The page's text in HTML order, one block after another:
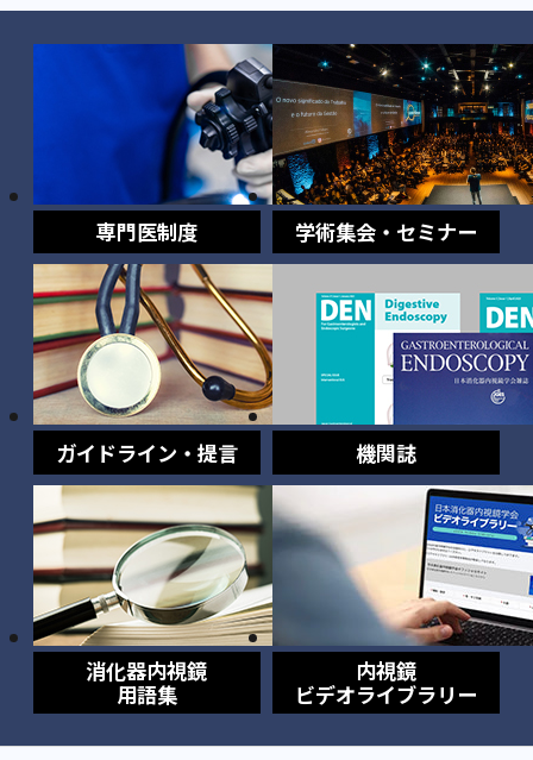
専門医制度 学術集会・セミナー
ガイドライン・提言 機関誌
消化器内視鏡
用語集
内視鏡
ビデオライブラリー